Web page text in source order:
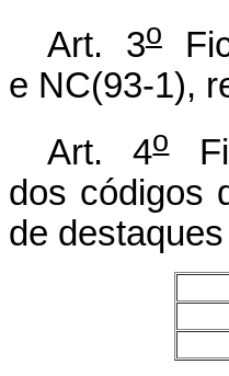
Art. 3o
e NC(93-1),
Art. 4o
dos códigos
de